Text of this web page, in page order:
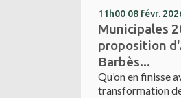
11h00 08 févr.
Municipales
proposition
Barbès...
Qu’on en finisse
transformation